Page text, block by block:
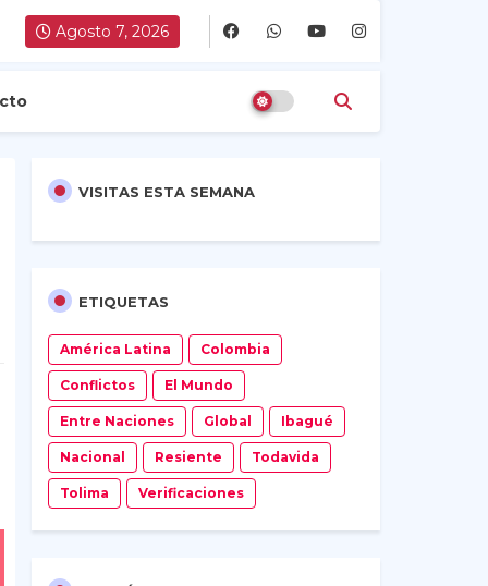
Agosto 7, 2026
VISITAS ESTA SEMANA
ETIQUETAS
América Latina Colombia
Conflictos El Mundo
Entre Naciones Global Ibagué
Nacional Resiente Todavida
Tolima Verificaciones